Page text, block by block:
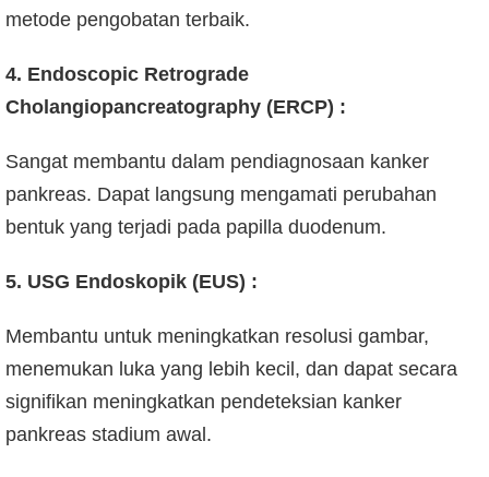
metode pengobatan terbaik.
4. Endoscopic Retrograde
Cholangiopancreatography (ERCP) :
Sangat membantu dalam pendiagnosaan kanker
pankreas. Dapat langsung mengamati perubahan
bentuk yang terjadi pada papilla duodenum.
5. USG Endoskopik (EUS) :
Membantu untuk meningkatkan resolusi gambar,
menemukan luka yang lebih kecil, dan dapat secara
signifikan meningkatkan pendeteksian kanker
pankreas stadium awal.